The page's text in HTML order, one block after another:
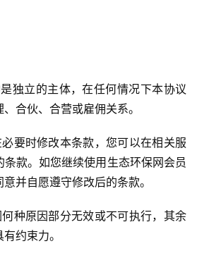
独立的主体，在任何情况下本协议
合伙、合营或雇佣关系。
要时修改本条款，您可以在相关服
款。如您继续使用生态环保网会员
并自愿遵守修改后的条款。
种原因部分无效或不可执行，其余
约束力。